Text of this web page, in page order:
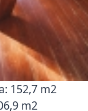
152,7 m2
m2